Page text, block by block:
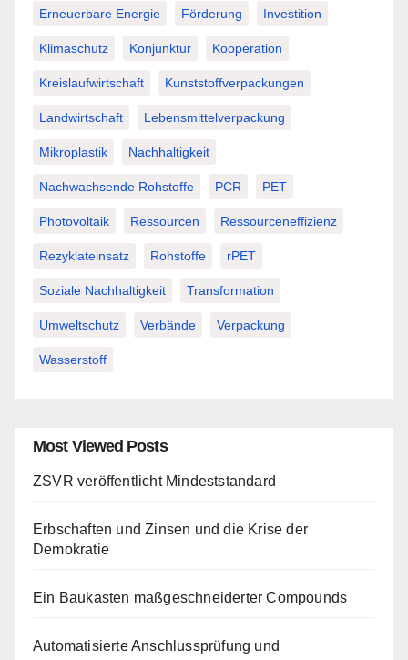
Erneuerbare Energie Förderung Investition
Klimaschutz Konjunktur Kooperation
Kreislaufwirtschaft Kunststoffverpackungen
Landwirtschaft Lebensmittelverpackung
Mikroplastik Nachhaltigkeit
Nachwachsende Rohstoffe PCR PET
Photovoltaik Ressourcen Ressourceneffizienz
Rezyklateinsatz Rohstoffe rPET
Soziale Nachhaltigkeit Transformation
Umweltschutz Verbände Verpackung
Wasserstoff
Most Viewed Posts
ZSVR veröffentlicht Mindeststandard
Erbschaften und Zinsen und die Krise der
Demokratie
Ein Baukasten maßgeschneiderter Compounds
Automatisierte Anschlussprüfung und